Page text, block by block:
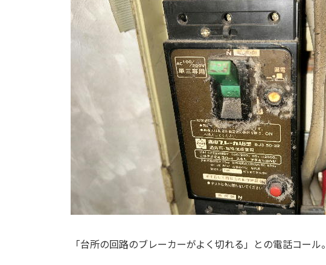
「台所の回路のブレーカーがよく切れる」との電話コール。